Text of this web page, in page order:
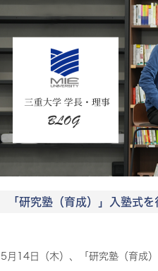
「研究塾（育成）」入塾式を
5月14日（木）、「研究塾（育成